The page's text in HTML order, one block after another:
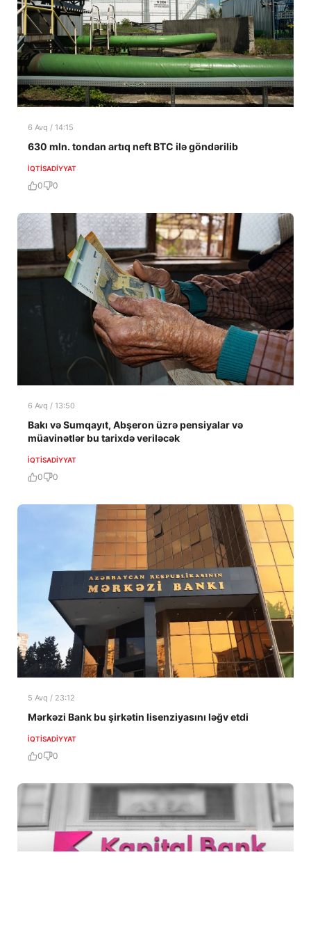
6 Avq / 14:15
630 mln. tondan artıq neft BTC ilə göndərilib
İQTISADIYYAT
0 0
6 Avq / 13:50
Bakı və Sumqayıt, Abşeron üzrə pensiyalar və
müavinətlər bu tarixdə veriləcək
İQTISADIYYAT
0 0
5 Avq / 23:12
Mərkəzi Bank bu şirkətin lisenziyasını ləğv etdi
İQTISADIYYAT
0 0